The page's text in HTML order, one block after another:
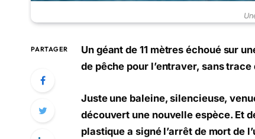
PARTAGER
Un géant de 11 mètres échoué sur
de pêche pour l’entraver, sans
Juste une baleine, silencieuse,
découvert une nouvelle espèce. Et
plastique a signé l’arrêt de mort de